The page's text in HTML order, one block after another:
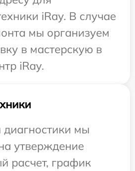
iRay. В случае
мы организуем
в мастерскую в
iRay.
мы
утверждение
расчет, график